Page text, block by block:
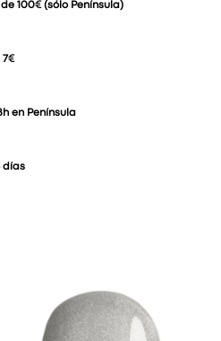
100€ (sólo Península)
7€
en Península
días